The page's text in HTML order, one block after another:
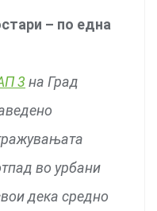
– по една
3 на Град
во урбани
дека средно